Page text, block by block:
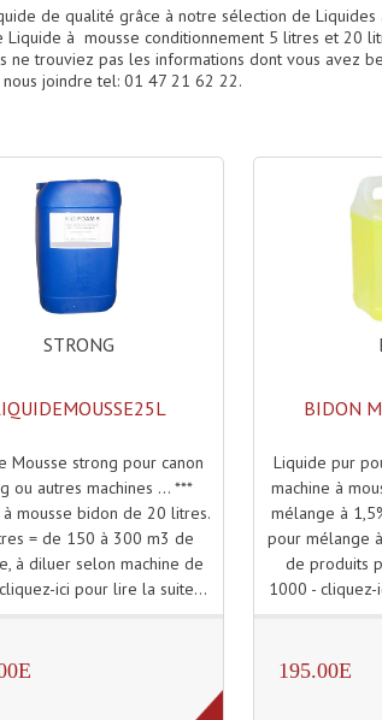
de qualité grâce à notre sélection de
à mousse conditionnement 5 litres et 20
ne trouviez pas les informations dont vous avez
joindre tel: 01 47 21 62 22.
STRONG
Mousse strong pour canon
ou autres machines ... ***
mousse bidon de 20 litres.
= de 150 à 300 m3 de
à diluer selon machine de
ici pour lire la suite...
BIDON
Liquide pur
machine à
mélange à
pour mélange
de produits
1000 -
195.00E